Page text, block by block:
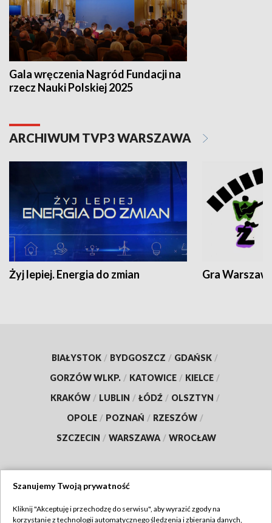
Gala wręczenia Nagród Fundacji na
rzecz Nauki Polskiej 2025
ARCHIWUM TVP3 WARSZAWA
Żyj lepiej. Energia do zmian Gra
BIAŁYSTOK / BYDGOSZCZ / GDAŃSK /
GORZÓW WLKP. / KATOWICE / KIELCE /
KRAKÓW / LUBLIN / ŁÓDŹ / OLSZTYN /
OPOLE / POZNAŃ / RZESZÓW /
SZCZECIN / WARSZAWA / WROCŁAW
Szanujemy Twoją prywatność
Kliknij "Akceptuję i przechodzę do serwisu", aby wyrazić zgody na
korzystanie z technologii automatycznego śledzenia i zbierania danych,